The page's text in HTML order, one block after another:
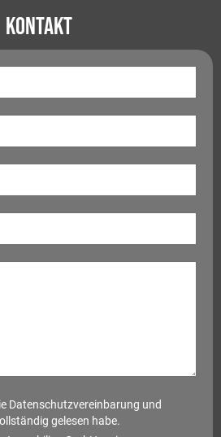
Kontakt
Datenschutzvereinbarung und
gelesen habe.